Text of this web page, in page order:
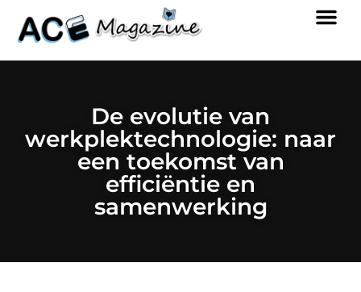
De evolutie van
werkplektechnologie: naar
een toekomst van
efficiëntie en
samenwerking